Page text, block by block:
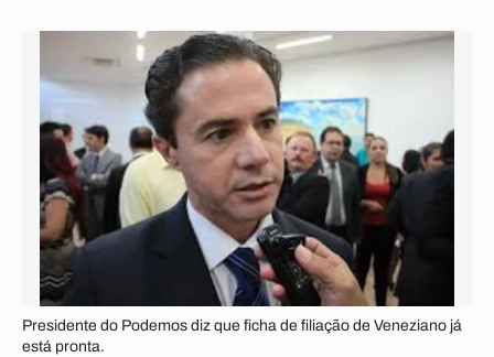
Presidente do Podemos diz que ficha de filiação de Veneziano já
está pronta.